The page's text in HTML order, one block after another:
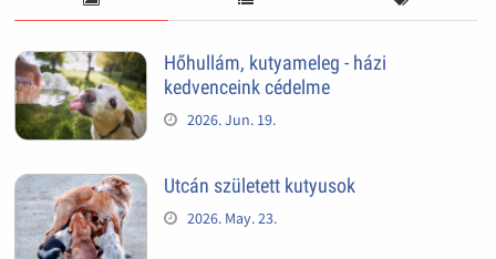
Hőhullám, kutyameleg - házi
kedvenceink cédelme
2026. Jun. 19.
Utcán született kutyusok
2026. May. 23.